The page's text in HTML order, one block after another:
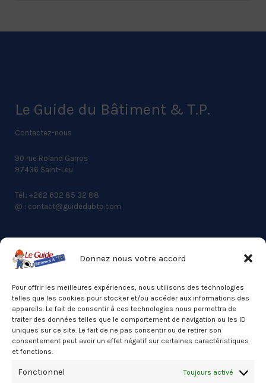
Donnez nous votre accord
Pour offrir les meilleures expériences, nous utilisons des technologies
telles que les cookies pour stocker et/ou accéder aux informations des
appareils. Le fait de consentir à ces technologies nous permettra de
traiter des données telles que le comportement de navigation ou les ID
uniques sur ce site. Le fait de ne pas consentir ou de retirer son
consentement peut avoir un effet négatif sur certaines caractéristiques
et fonctions.
Fonctionnel Toujours activé
Le Guide du Bâtiment & T.P.
Contactez-nous
90 rue Roland Garros
97436 Saint-Leu
Tél.: +262 692 85 32 88
@ : contact@guidedubtp.com
ACCES RAPIDE
Actualités du BTP
Annuaire
Besoin d’un professionnel ?
Mentions légales